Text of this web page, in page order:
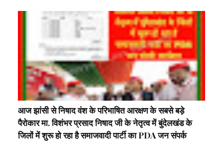
आज झांसी से निषाद वंश के परिभाषित आरक्षण के सबसे बड़े
पैरोकार मा. विशंभर प्रसाद निषाद जी के नेतृत्व में बुंदेलखंड के
जिलों में शुरू हो रहा है समाजवादी पार्टी का PDA जन संपर्क